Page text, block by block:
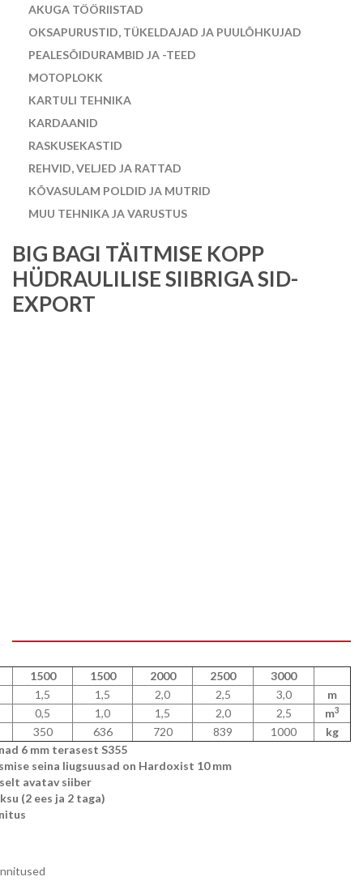
AKUGA TÖÖRIISTAD
OKSAPURUSTID, TÜKELDAJAD JA PUULÕHKUJAD
PEALESÕIDURAMBID JA -TEED
MOTOPLOKK
KARTULI TEHNIKA
KARDAANID
RASKUSEKASTID
REHVID, VELJED JA RATTAD
KÕVASULAM POLDID JA MUTRID
MUU TEHNIKA JA VARUSTUS
BIG BAGI TÄITMISE KOPP
HÜDRAULILISE SIIBRIGA SID-
EXPORT
1500 1500 2000 2500
3000
1,5
1,5 2,0 2,5 3,0
m
0,5
1,0 1,5 2,0 2,5 m3
350 636 720 839 1000
kg
6 mm terasest S355
seina liugsuusad on Hardoxist 10 mm
avatav siiber
(2 ees ja 2 taga)